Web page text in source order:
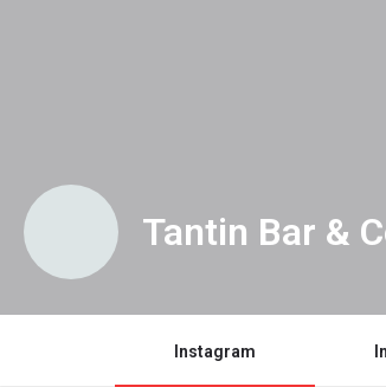
Tantin Bar &
Instagram